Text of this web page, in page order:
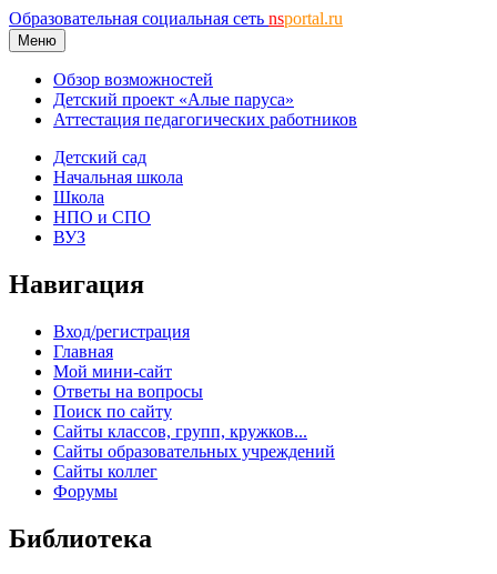
Образовательная социальная сеть nsportal.ru
Меню
Обзор возможностей
Детский проект «Алые паруса»
Аттестация педагогических работников
Детский сад
Начальная школа
Школа
НПО и СПО
ВУЗ
Навигация
Вход/регистрация
Главная
Мой мини-сайт
Ответы на вопросы
Поиск по сайту
Сайты классов, групп, кружков...
Сайты образовательных учреждений
Сайты коллег
Форумы
Библиотека